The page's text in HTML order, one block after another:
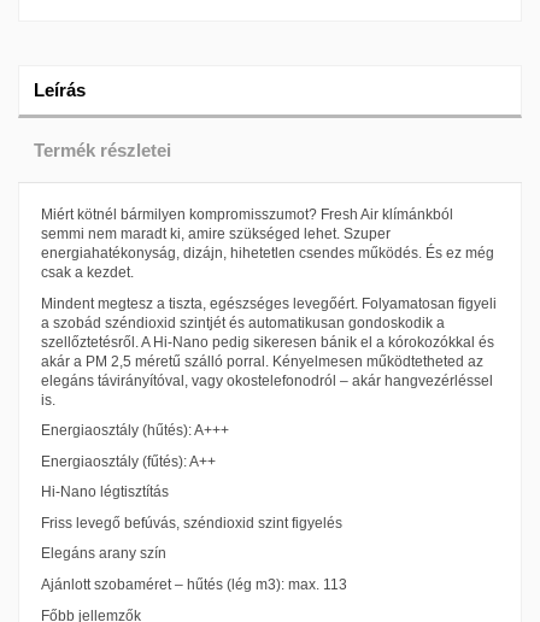
Leírás
Termék részletei
Miért kötnél bármilyen kompromisszumot? Fresh Air klímánkból
semmi nem maradt ki, amire szükséged lehet. Szuper
energiahatékonyság, dizájn, hihetetlen csendes működés. És ez még
csak a kezdet.
Mindent megtesz a tiszta, egészséges levegőért. Folyamatosan figyeli
a szobád széndioxid szintjét és automatikusan gondoskodik a
szellőztetésről. A Hi-Nano pedig sikeresen bánik el a kórokozókkal és
akár a PM 2,5 méretű szálló porral. Kényelmesen működtetheted az
elegáns távirányítóval, vagy okostelefonodról – akár hangvezérléssel
is.
Energiaosztály (hűtés): A+++
Energiaosztály (fűtés): A++
Hi-Nano légtisztítás
Friss levegő befúvás, széndioxid szint figyelés
Elegáns arany szín
Ajánlott szobaméret – hűtés (lég m3): max. 113
Főbb jellemzők